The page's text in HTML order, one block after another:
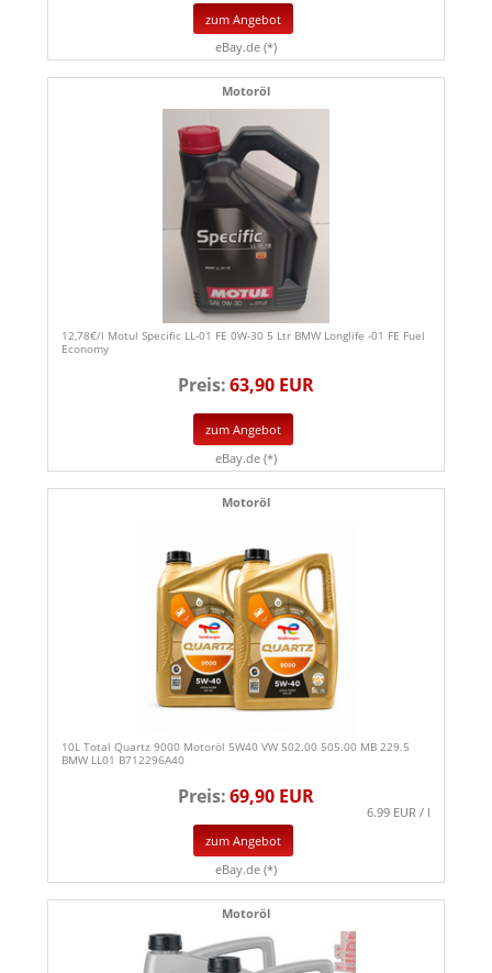
zum Angebot
eBay.de (*)
Motoröl
12,78€/l Motul Specific LL-01 FE 0W-30 5 Ltr BMW Longlife -01 FE Fuel
Economy
Preis:63,90 EUR
zum Angebot
eBay.de (*)
Motoröl
10L Total Quartz 9000 Motoröl 5W40 VW 502.00 505.00 MB 229.5
BMW LL01 B712296A40
Preis:69,90 EUR
6.99 EUR / l
zum Angebot
eBay.de (*)
Motoröl